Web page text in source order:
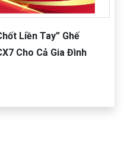
Liền Tay” Ghế
Cho Cả Gia Đình